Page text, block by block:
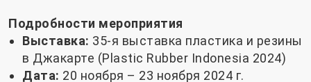
Подробности мероприятия
Выставка: 35-я выставка пластика и резины
в Джакарте (Plastic Rubber Indonesia 2024)
Дата: 20 ноября – 23 ноября 2024 г.